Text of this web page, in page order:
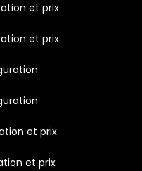
et prix
et prix
et prix
et prix